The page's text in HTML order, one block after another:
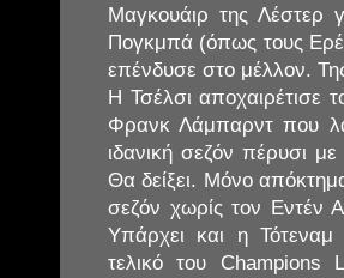
Μαγκουάιρ της Λέστερ
Πογκμπά (όπως τους
επένδυσε στο μέλλον.
Η Τσέλσι αποχαιρέτισε
Φρανκ Λάμπαρντ που
ιδανική σεζόν πέρυσι
Θα δείξει. Μόνο
σεζόν χωρίς τον Εντέν
Υπάρχει και η
τελικό του Champions